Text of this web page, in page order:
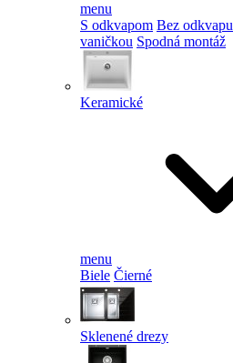
menu
S odkvapom Bez odkvapu
vaničkou Spodná montáž
Keramické
menu
Biele Čierné
Sklenené drezy